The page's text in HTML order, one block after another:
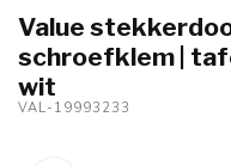
Value
schroefklem |
wit
VAL-19993233